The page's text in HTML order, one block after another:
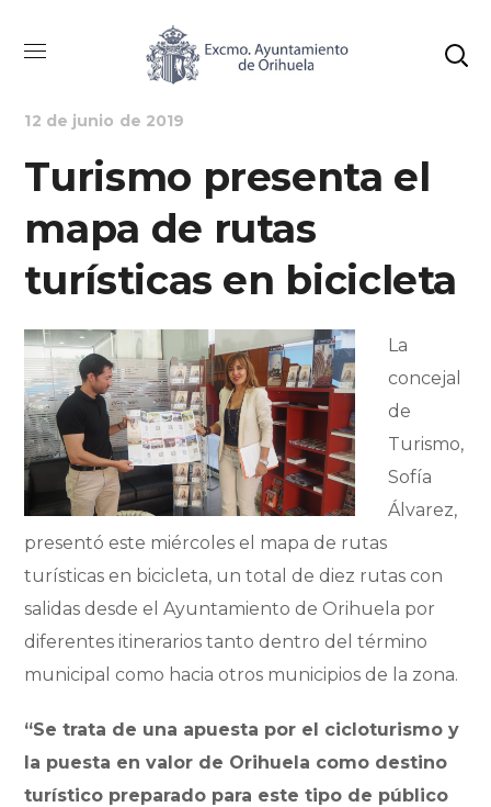
NOTICIAS TURISMO
12 de junio de 2019
Turismo presenta el
mapa de rutas
turísticas en bicicleta
La
concejal
de
Turismo,
Sofía
Álvarez,
presentó este miércoles el mapa de rutas
turísticas en bicicleta, un total de diez rutas con
salidas desde el Ayuntamiento de Orihuela por
diferentes itinerarios tanto dentro del término
municipal como hacia otros municipios de la zona.
“Se trata de una apuesta por el cicloturismo y
la puesta en valor de Orihuela como destino
turístico preparado para este tipo de público